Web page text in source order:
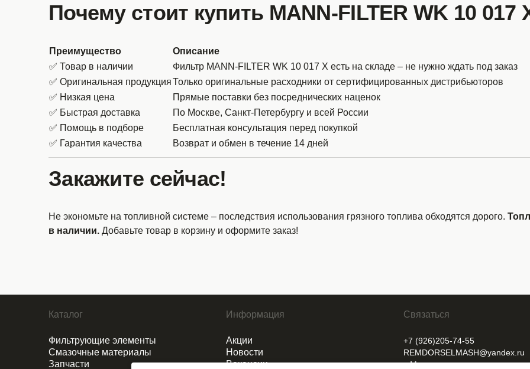
Почему стоит купить MANN-FILTER WK 10 017
Преимущество
Описание
✅ Товар в наличии
Фильтр MANN-FILTER WK 10 017 X есть на складе – не нужно ждать под заказ
✅ Оригинальная продукцияТолько оригинальные расходники от сертифицированных дистрибьюторов
✅ Низкая цена
Прямые поставки без посреднических наценок
✅ Быстрая доставка
По Москве, Санкт-Петербургу и всей России
✅ Помощь в подборе
Бесплатная консультация перед покупкой
✅ Гарантия качества
Возврат и обмен в течение 14 дней
Закажите сейчас!
Не экономьте на топливной системе – последствия использования грязного топлива обходятся дорого.
в наличии. Добавьте товар в корзину и оформите заказ!
Каталог
Фильтрующие элементы
Смазочные материалы
Запчасти
Информация
Акции
Новости
Вакансии
Связаться
+7 (926)205-74-55
REMDORSELMASH@yandex.ru
г. Москва